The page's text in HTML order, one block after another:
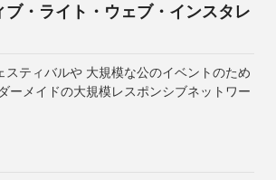
ブ・ライト・ウェブ・インスタレ
スティバルや 大規模な公のイベントのため
ーメイドの大規模レスポンシブネットワー